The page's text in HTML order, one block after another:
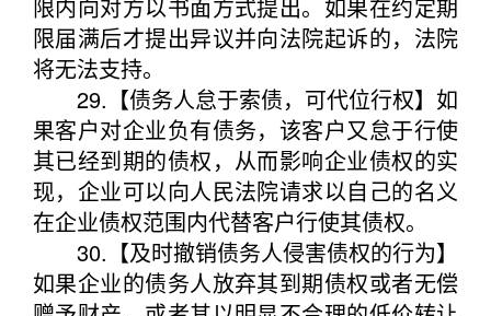
限内向对方以书面方式提出。如果在约定期
限届满后才提出异议并向法院起诉的，法院
将无法支持。
29.【债务人怠于索债，可代位行权】如
果客户对企业负有债务，该客户又怠于行使
其已经到期的债权，从而影响企业债权的实
现，企业可以向人民法院请求以自己的名义
在企业债权范围内代替客户行使其债权。
30.【及时撤销债务人侵害债权的行为】
如果企业的债务人放弃其到期债权或者无偿